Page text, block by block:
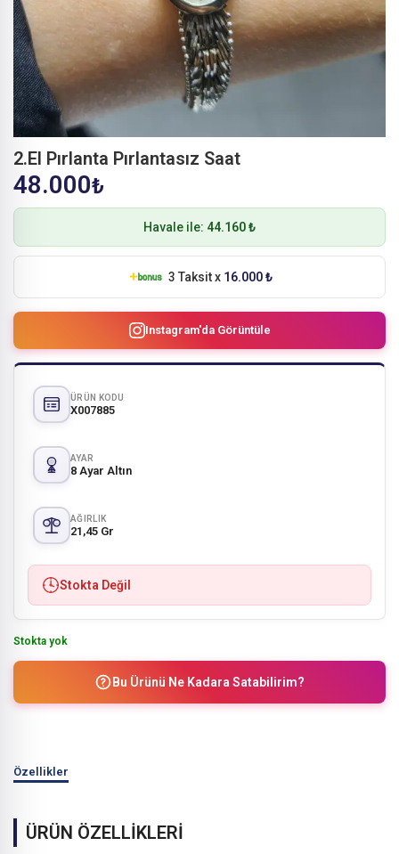
2.El Pırlanta Pırlantasız Saat
48.000₺
Havale ile: 44.160 ₺
3 Taksit x 16.000 ₺
Instagram'da Görüntüle
ÜRÜN KODU
X007885
AYAR
8 Ayar Altın
AĞIRLIK
21,45 Gr
Stokta Değil
Stokta yok
Bu Ürünü Ne Kadara Satabilirim?
Özellikler
ÜRÜN ÖZELLİKLERİ